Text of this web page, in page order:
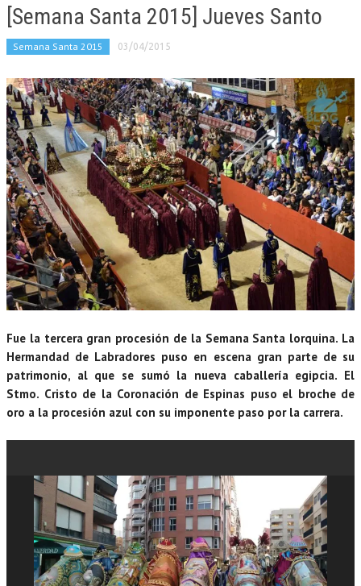
[Semana Santa 2015] Jueves Santo
Semana Santa 2015 03/04/2015
Fue la tercera gran procesión de la Semana Santa lorquina. La
Hermandad de Labradores puso en escena gran parte de su
patrimonio, al que se sumó la nueva caballería egipcia. El
Stmo. Cristo de la Coronación de Espinas puso el broche de
oro a la procesión azul con su imponente paso por la carrera.